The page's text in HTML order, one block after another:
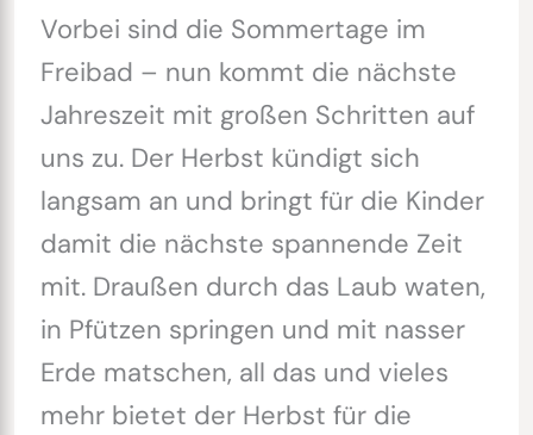
Vorbei sind die Sommertage im
Freibad – nun kommt die nächste
Jahreszeit mit großen Schritten auf
uns zu. Der Herbst kündigt sich
langsam an und bringt für die Kinder
damit die nächste spannende Zeit
mit. Draußen durch das Laub waten,
in Pfützen springen und mit nasser
Erde matschen, all das und vieles
mehr bietet der Herbst für die